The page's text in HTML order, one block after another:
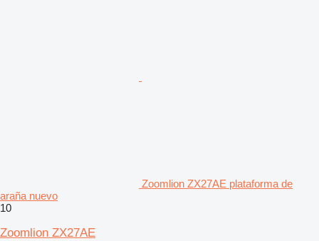
Zoomlion ZX27AE plataforma de
araña nuevo
10
Zoomlion ZX27AE